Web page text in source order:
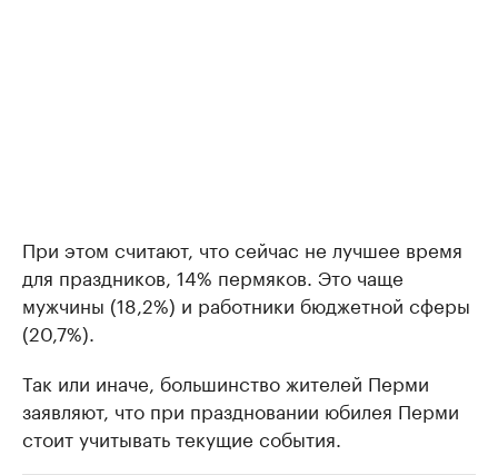
При этом считают, что сейчас не лучшее время
для праздников, 14% пермяков. Это чаще
мужчины (18,2%) и работники бюджетной сферы
(20,7%).
Так или иначе, большинство жителей Перми
заявляют, что при праздновании юбилея Перми
стоит учитывать текущие события.